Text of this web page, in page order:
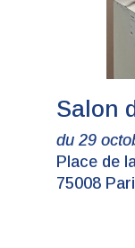
Salon
du 29
Place de
75008